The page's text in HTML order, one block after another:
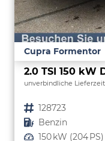
Cupra Formentor
unverbindliche
Fahrzeugnr. 128723
Kraftstoff Benzin
Leistung 150 kW (204 PS)